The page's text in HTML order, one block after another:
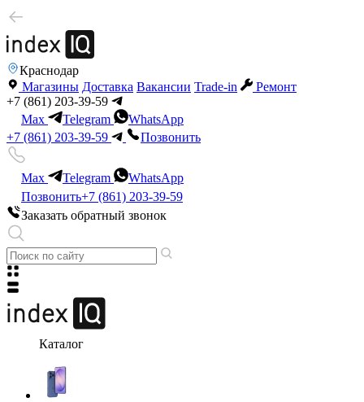
Краснодар
Магазины Доставка Вакансии Trade-in
Ремонт
+7 (861) 203-39-59
Max
Telegram
WhatsApp
+7 (861) 203-39-59
Позвонить
Max Telegram
WhatsApp
Позвонить+7 (861) 203-39-59
Заказать обратный звонок
Каталог